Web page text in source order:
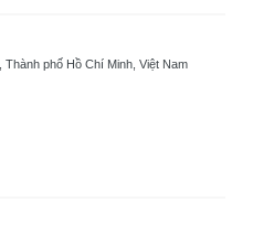
phố Hồ Chí Minh, Việt Nam